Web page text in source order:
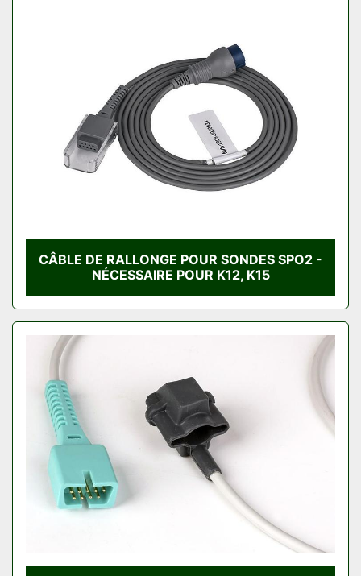
CÂBLE DE RALLONGE POUR SONDES SPO2 -
NÉCESSAIRE POUR K12, K15